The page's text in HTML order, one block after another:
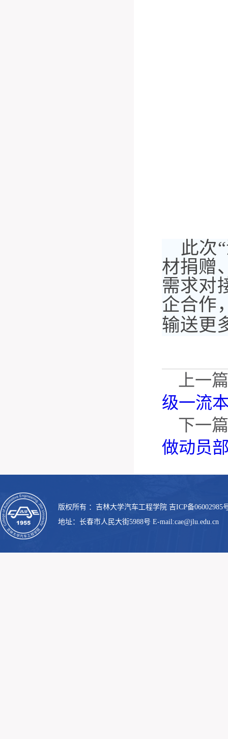
此次
材捐赠
需求对
企合作
输送更
上一
级一流
下一
做动员
版权所有 ：吉林大学汽车工程学院 吉ICP备06002985
地址：长春市人民大街5988号 E-mail:cae@jlu.edu.cn